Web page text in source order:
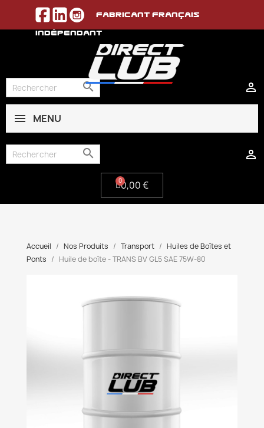
Fabricant français
indépendant


MENU


0,00 €
Accueil Nos Produits Transport
Huiles de Boîtes et
Ponts
Huile de boîte - TRANS BV GL5 SAE 75W-80